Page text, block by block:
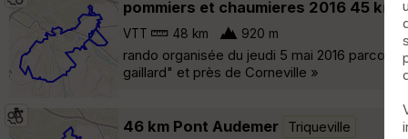
pommiers et chaumieres 2016 45 km
VTT 48 km 920 m
rando organisée du jeudi 5 mai 2016
gaillard" et près de Corneville »
46 km Pont Audemer Triqueville